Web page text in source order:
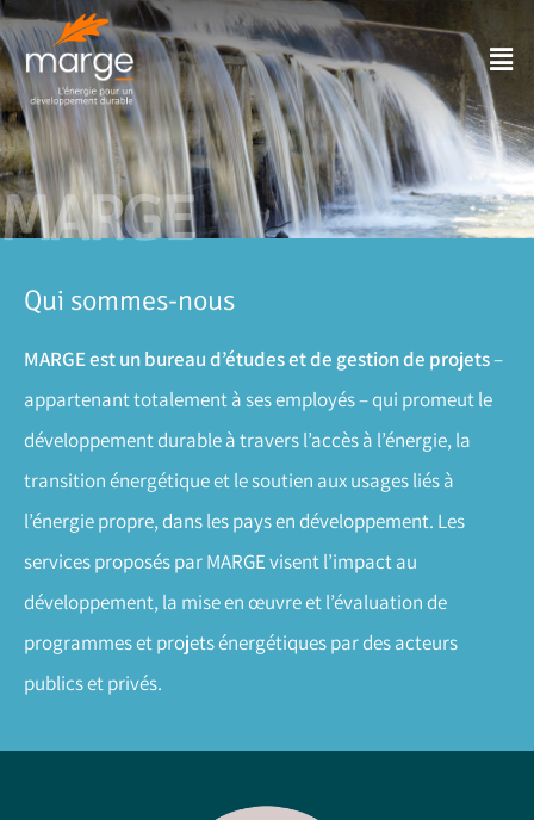
MARGE
Qui sommes-nous
MARGE est un bureau d’études et de gestion de projets–
appartenant totalement à ses employés – qui promeut le
développement durable à travers l’accès à l’énergie, la
transition énergétique et le soutien aux usages liés à
l’énergie propre, dans les pays en développement. Les
services proposés par MARGE visent l’impact au
développement, la mise en œuvre et l’évaluation de
programmes et projets énergétiques par des acteurs
publics et privés.